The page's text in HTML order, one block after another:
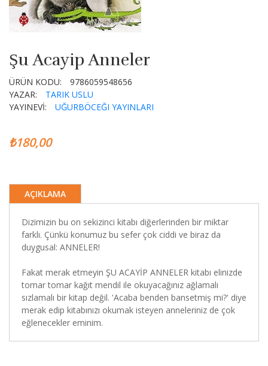
Şu Acayip Anneler
ÜRÜN KODU:
9786059548656
YAZAR:
TARIK USLU
YAYINEVİ:
UĞURBÖCEĞI YAYINLARI
₺180,00
AÇIKLAMA
Dizimizin bu on sekizinci kitabı diğerlerinden bir miktar
farklı. Çünkü konumuz bu sefer çok ciddi ve biraz da
duygusal: ANNELER!
Fakat merak etmeyin ŞU ACAYİP ANNELER kitabı elinizde
tomar tomar kağıt mendil ile okuyacağınız ağlamalı
sızlamalı bir kitap değil. 'Acaba benden bansetmiş mi?' diye
merak edip kitabınızı okumak isteyen anneleriniz de çok
eğlenecekler eminim.